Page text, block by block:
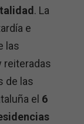
. La
e
las
reiteradas
de las
el 6